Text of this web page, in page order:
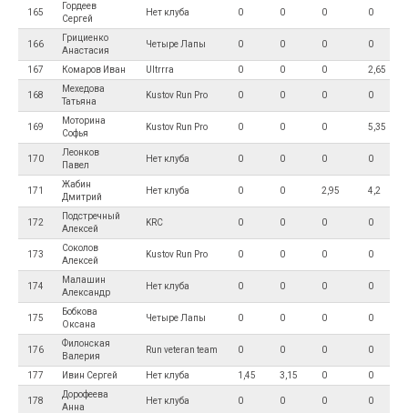
165
Гордеев
Сергей
Нет клуба 0 0 0 0
166
Грициенко
Анастасия
Четыре Лапы 0 0 0 0
167 Комаров Иван Ultrrra 0 0 0 2,65
168
Мехедова
Татьяна
Kustov Run Pro 0 0 0 0
169
Моторина
Софья
Kustov Run Pro 0 0 0 5,35
170
Леонков
Павел
Нет клуба 0 0 0 0
171
Жабин
Дмитрий
Нет клуба 0 0 2,95 4,2
172
Подстречный
Алексей
KRC 0 0 0 0
173
Соколов
Алексей
Kustov Run Pro 0 0 0 0
174
Малашин
Александр
Нет клуба 0 0 0 0
175
Бобкова
Оксана
Четыре Лапы 0 0 0 0
176
Филонская
Валерия
Run veteran team 0 0 0 0
177 Ивин Сергей Нет клуба 1,45 3,15 0 0
178
Дорофеева
Анна
Нет клуба 0 0 0 0